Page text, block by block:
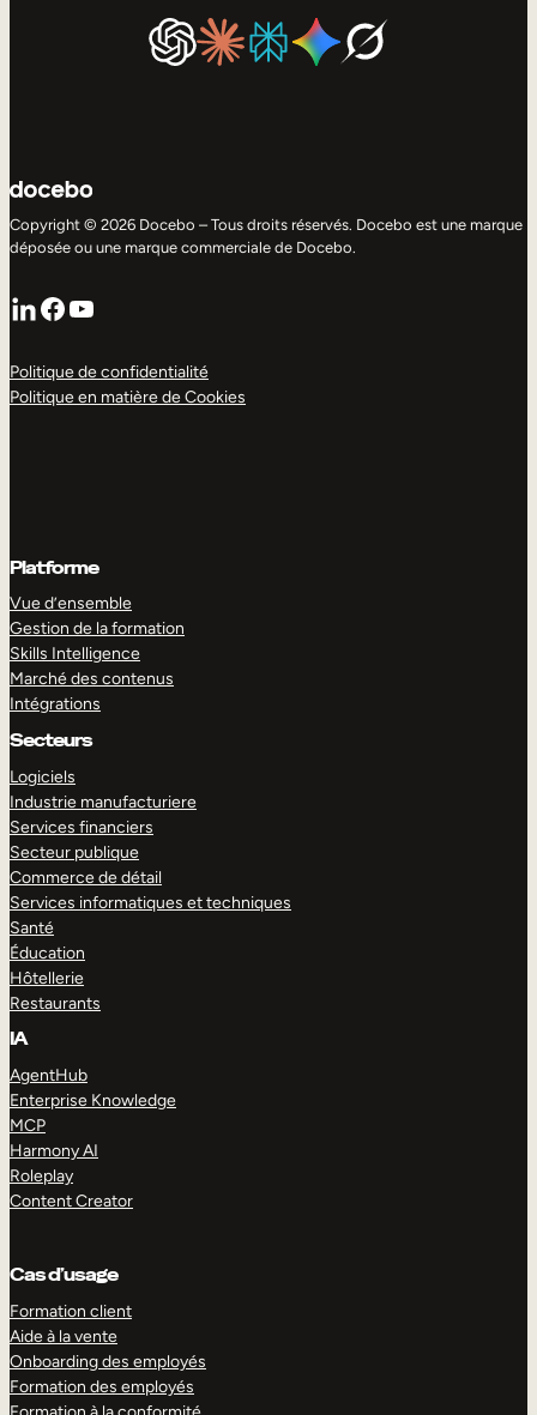
Copyright © 2026 Docebo – Tous droits réservés. Docebo est une marque
déposée ou une marque commerciale de Docebo.
LinkedIn
Facebook
YouTube
Politique de confidentialité
Politique en matière de Cookies
Platforme
Vue d’ensemble
Gestion de la formation
Skills Intelligence
Marché des contenus
Intégrations
Secteurs
Logiciels
Industrie manufacturiere
Services financiers
Secteur publique
Commerce de détail
Services informatiques et techniques
Santé
Éducation
Hôtellerie
Restaurants
IA
AgentHub
Enterprise Knowledge
MCP
Harmony AI
Roleplay
Content Creator
Cas d’usage
Formation client
Aide à la vente
Onboarding des employés
Formation des employés